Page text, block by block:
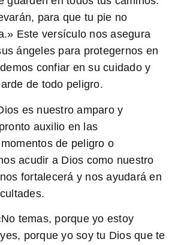
para que tu pie no
Este versículo nos asegura
ángeles para protegernos en
confiar en su cuidado y
de todo peligro.
es nuestro amparo y
auxilio en las
de peligro o
acudir a Dios como nuestro
fortalecerá y nos ayudará en
temas, porque yo estoy
porque yo soy tu Dios que te